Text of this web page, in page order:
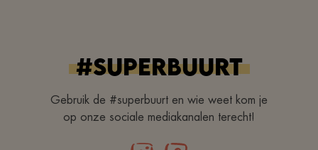
#superbuurt
Gebruik de #superbuurt en wie weet kom je
op onze sociale mediakanalen terecht!